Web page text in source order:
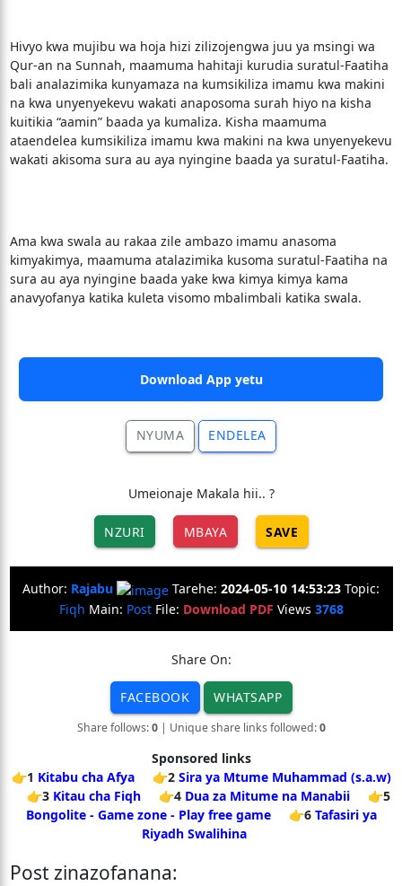
Hivyo kwa mujibu wa hoja hizi zilizojengwa juu ya msingi wa
Qur-an na Sunnah, maamuma hahitaji kurudia suratul-Faatiha
bali analazimika kunyamaza na kumsikiliza imamu kwa makini
na kwa unyenyekevu wakati anaposoma surah hiyo na kisha
kuitikia “aamin” baada ya kumaliza. Kisha maamuma
ataendelea kumsikiliza imamu kwa makini na kwa unyenyekevu
wakati akisoma sura au aya nyingine baada ya suratul-Faatiha.
Ama kwa swala au rakaa zile ambazo imamu anasoma
kimyakimya, maamuma atalazimika kusoma suratul-Faatiha na
sura au aya nyingine baada yake kwa kimya kimya kama
anavyofanya katika kuleta visomo mbalimbali katika swala.
Download App yetu
NYUMA ENDELEA
Umeionaje Makala hii.. ?
NZURI MBAYA SAVE
Author: Rajabu Tarehe: 2024-05-10 14:53:23 Topic:
Fiqh Main: PostFile: Download PDF Views 3768
Share On:
FACEBOOK WHATSAPP
Share follows:0| Unique share links followed:0
Sponsored links
👉1 Kitabu cha Afya 👉2 Sira ya Mtume Muhammad (s.a.w)
👉3 Kitau cha Fiqh 👉4 Dua za Mitume na Manabii
👉5
Bongolite - Game zone - Play free game
👉6 Tafasiri ya
Riyadh Swalihina
Post zinazofanana: